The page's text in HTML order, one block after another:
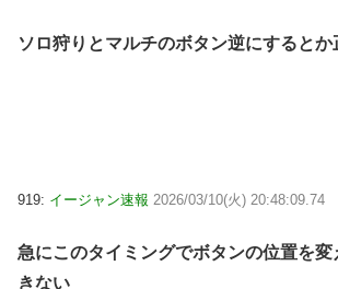
ソロ狩りとマルチのボタン逆にするとか
919: イージャン速報 2026/03/10(火) 20:48:09.74
急にこのタイミングでボタンの位置を
きない